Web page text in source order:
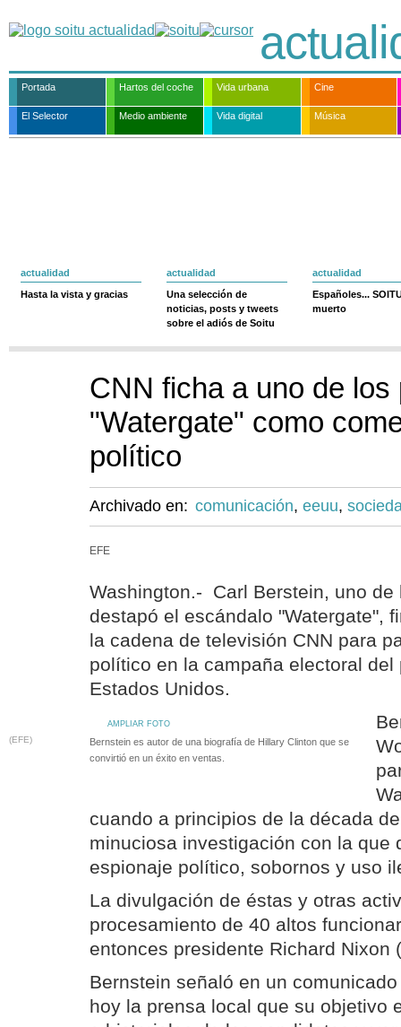
Portada Hartos del coche Vida urbana Cine
El Selector Medio ambiente Vida digital Música
actualidad
Hasta la vista y gracias
actualidad
Una selección de
noticias, posts y tweets
sobre el adiós de Soitu
actualidad
Españoles...
muerto
CNN ficha a uno de los
"Watergate" como
político
Archivado en: comunicación, eeuu,
EFE
Washington.- Carl Berstein, uno de
destapó el escándalo "Watergate",
la cadena de televisión CNN para
político en la campaña electoral del
Estados Unidos.
AMPLIAR FOTO
(EFE)
Bernstein es autor de una biografía de Hillary Clinton que se
convirtió en un éxito en ventas.
cuando a principios de la década
minuciosa investigación con la que
espionaje político, sobornos y uso
La divulgación de éstas y otras
procesamiento de 40 altos
entonces presidente Richard Nixon
Bernstein señaló en un
hoy la prensa local que su objetivo